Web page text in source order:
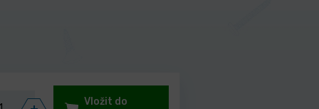
Vložit do